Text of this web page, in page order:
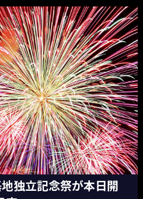
独立記念祭が本日開